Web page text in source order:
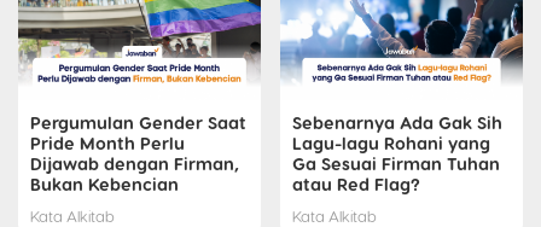
Pergumulan Gender Saat
Pride Month Perlu
Dijawab dengan Firman,
Bukan Kebencian
Kata Alkitab
Sebenarnya Ada Gak Sih
Lagu-lagu Rohani yang
Ga Sesuai Firman Tuhan
atau Red Flag?
Kata Alkitab